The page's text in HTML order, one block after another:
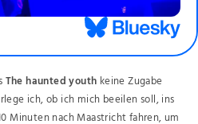
The haunted youth keine Zugabe
ich, ob ich mich beeilen soll, ins
Minuten nach Maastricht fahren, um